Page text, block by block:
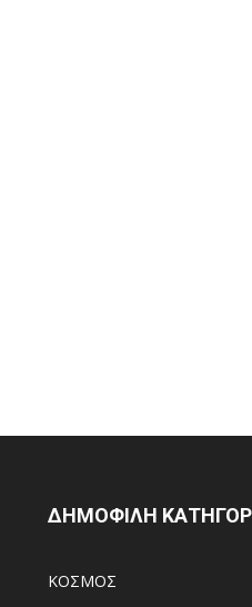
ΔΗΜΟΦΙΛΗ
ΚΟΣΜΟΣ